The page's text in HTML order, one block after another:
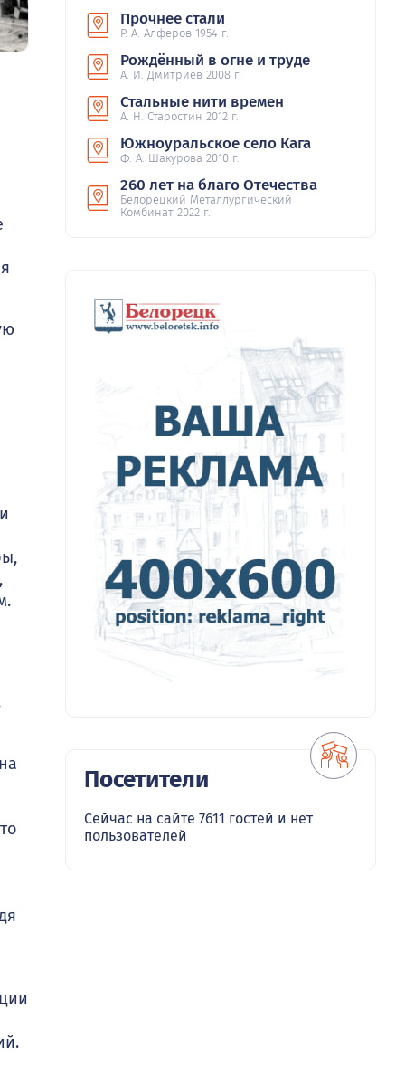
Прочнее стали
Р. А. Алферов 1954 г.
Рождённый в огне и труде
А. И. Дмитриев 2008 г.
Стальные нити времен
А. Н. Старостин 2012 г.
Южноуральское село Кага
Ф. А. Шакурова 2010 г.
260 лет на благо Отечества
Белорецкий Металлургический
Комбинат 2022 г.
Посетители
Сейчас на сайте 7611 гостей и нет
пользователей